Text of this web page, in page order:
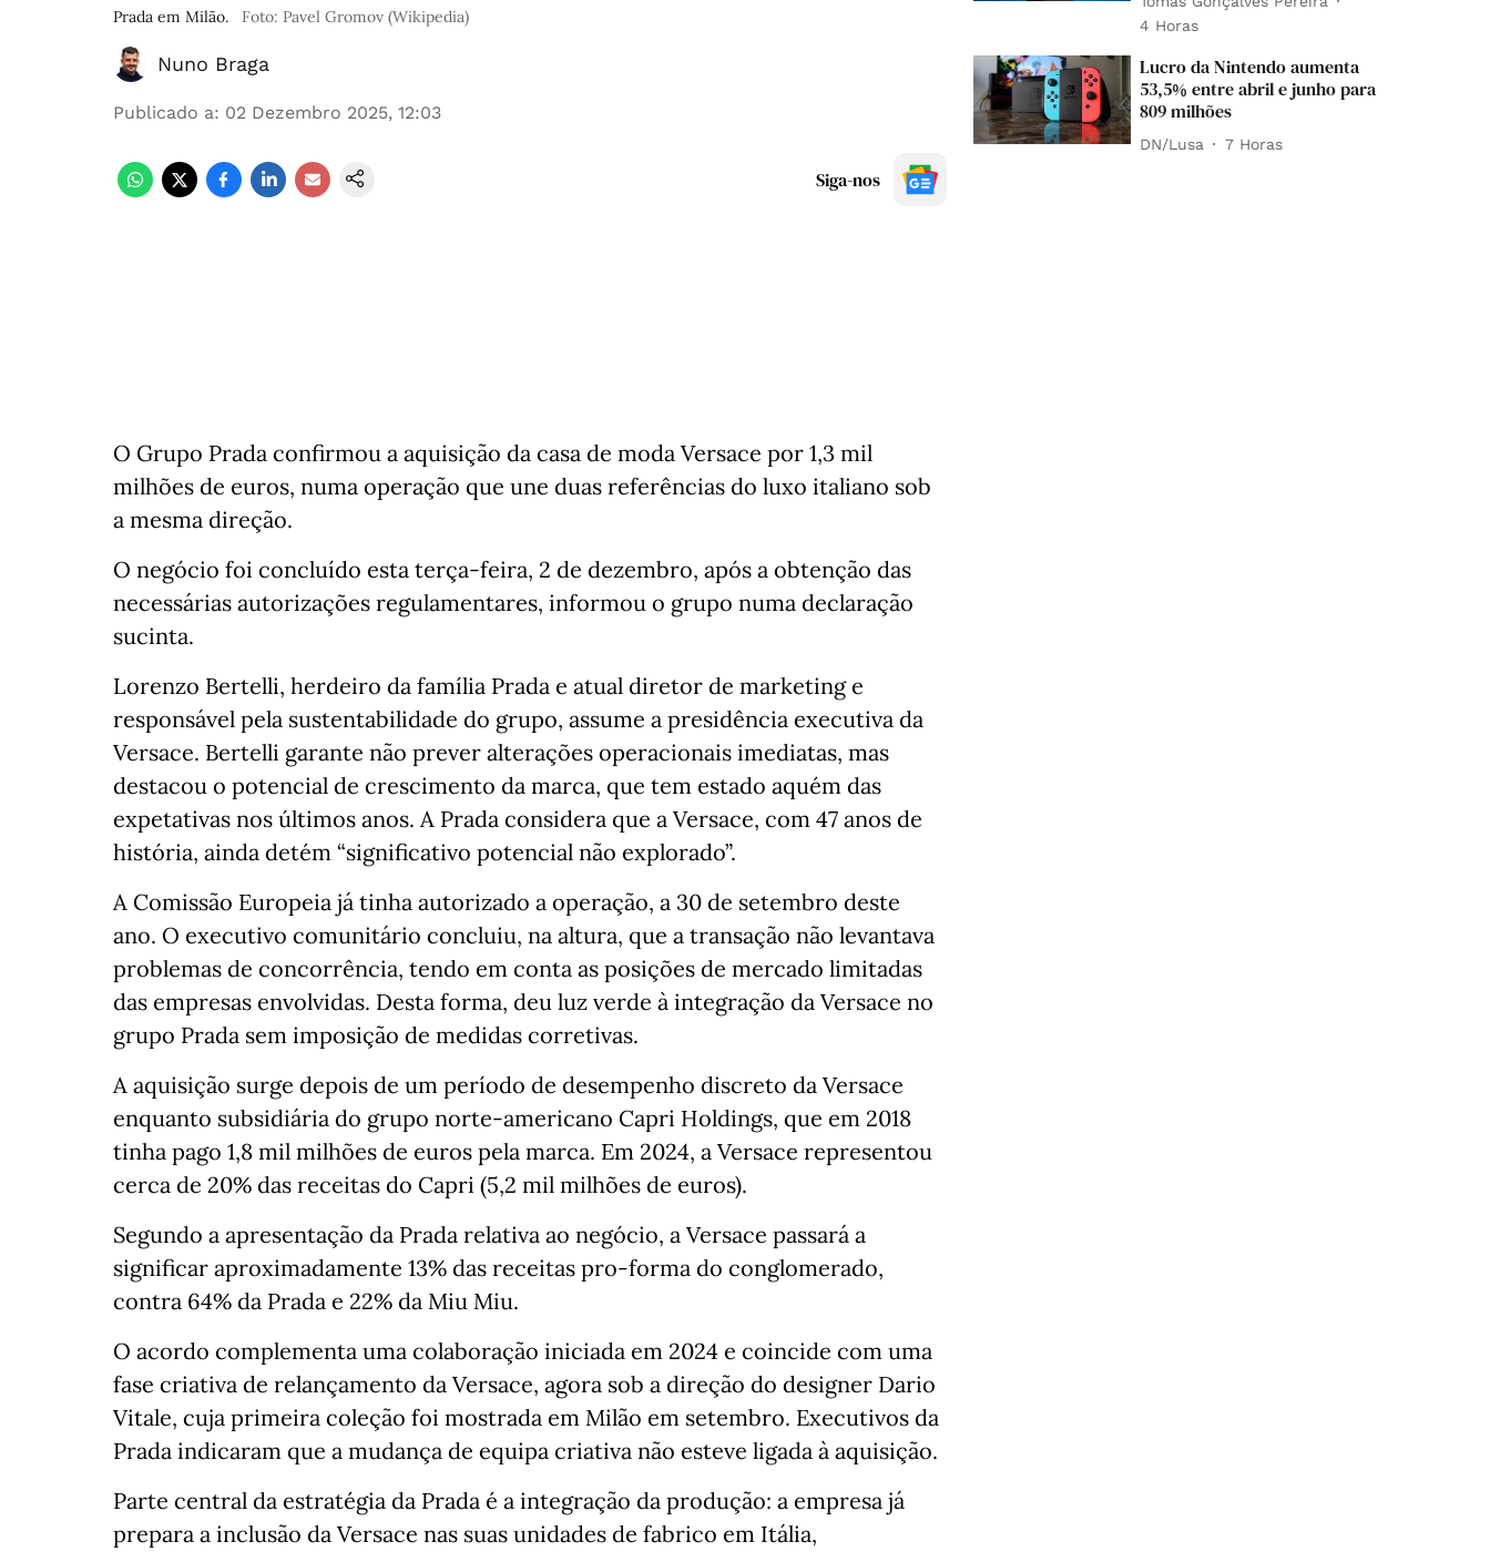
Prada em Milão. Foto: Pavel Gromov (Wikipedia)
Nuno Braga
Publicado a: 02 Dezembro 2025, 12:03
Siga-nos
O Grupo Prada confirmou a aquisição da casa de moda Versace por 1,3 mil
milhões de euros, numa operação que une duas referências do luxo italiano sob
a mesma direção.
O negócio foi concluído esta terça‑feira, 2 de dezembro, após a obtenção das
necessárias autorizações regulamentares, informou o grupo numa declaração
sucinta.
Lorenzo Bertelli, herdeiro da família Prada e atual diretor de marketing e
responsável pela sustentabilidade do grupo, assume a presidência executiva da
Versace. Bertelli garante não prever alterações operacionais imediatas, mas
destacou o potencial de crescimento da marca, que tem estado aquém das
expetativas nos últimos anos. A Prada considera que a Versace, com 47 anos de
história, ainda detém “significativo potencial não explorado”.
A Comissão Europeia já tinha autorizado a operação, a 30 de setembro deste
ano. O executivo comunitário concluiu, na altura, que a transação não levantava
problemas de concorrência, tendo em conta as posições de mercado limitadas
das empresas envolvidas. Desta forma, deu luz verde à integração da Versace no
grupo Prada sem imposição de medidas corretivas.
A aquisição surge depois de um período de desempenho discreto da Versace
enquanto subsidiária do grupo norte‑americano Capri Holdings, que em 2018
tinha pago 1,8 mil milhões de euros pela marca. Em 2024, a Versace representou
cerca de 20% das receitas do Capri (5,2 mil milhões de euros).
Segundo a apresentação da Prada relativa ao negócio, a Versace passará a
significar aproximadamente 13% das receitas pro‑forma do conglomerado,
contra 64% da Prada e 22% da Miu Miu.
O acordo complementa uma colaboração iniciada em 2024 e coincide com uma
fase criativa de relançamento da Versace, agora sob a direção do designer Dario
Vitale, cuja primeira coleção foi mostrada em Milão em setembro. Executivos da
Prada indicaram que a mudança de equipa criativa não esteve ligada à aquisição.
Parte central da estratégia da Prada é a integração da produção: a empresa já
prepara a inclusão da Versace nas suas unidades de fabrico em Itália,
4 Horas
Lucro da Nintendo aumenta
53,5% entre abril e junho para
809 milhões
DN/Lusa 7 Horas